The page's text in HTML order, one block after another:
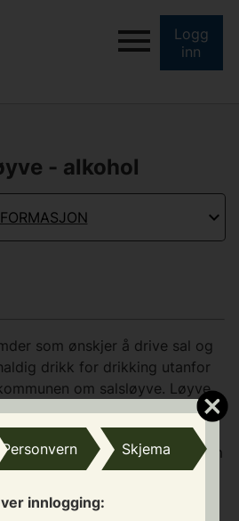
Personvern Skjema
innlogging:
Logg
inn
- alkohol
som ønskjer å drive sal og
drikk for drikking utanfor
om salsløyve. Løyve
eller kiosk. Salsløyvet
over 2,5 og høgst 4,7
Løyve vert gjeve for maksimum
ofte fleire gonger i løpet av